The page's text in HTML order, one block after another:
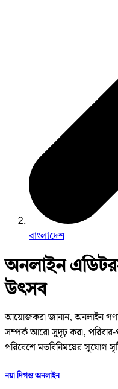
বাংলাদেশ
অনলাইন
উৎসব
আয়োজকরা জানান, অনলাইন
সম্পর্ক আরো সুদৃঢ় করা, পরিবার-
পরিবেশে মতবিনিময়ের সুযোগ
নয়া দিগন্ত অনলাইন